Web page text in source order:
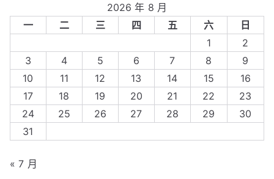
r
c
h
f
o
r
:
2026 年 8 月
一
二 三 四 五 六
日
1
2
3
4 5 6 7 8
9
10
11 12 13 14 15
16
17
18 19 20 21 22
23
24
25 26 27 28 29
30
31
« 7 月